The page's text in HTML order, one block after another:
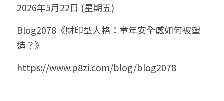
2026年5月22日 (星期五)
Blog2078《財印型人格：童年安全感如何被塑
造？》
https://www.p8zi.com/blog/blog2078